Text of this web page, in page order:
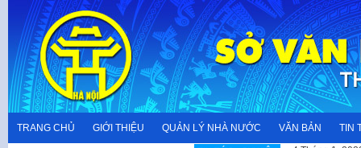
content
TRANG CHỦ GIỚI THIỆU QUẢN LÝ NHÀ NƯỚC VĂN BẢN TIN